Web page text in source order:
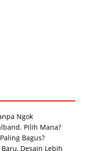
Ngok
Pilih Mana?
Bagus?
Baru, Desain Lebih